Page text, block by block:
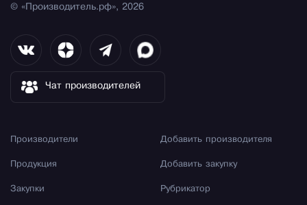
© «Производитель.рф», 2026
Чат производителей
Производители
Продукция
Закупки
Добавить производителя
Добавить закупку
Рубрикатор